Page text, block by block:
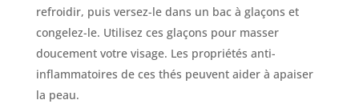
refroidir, puis versez-le dans un bac à glaçons et
congelez-le. Utilisez ces glaçons pour masser
doucement votre visage. Les propriétés anti-
inflammatoires de ces thés peuvent aider à apaiser
la peau.